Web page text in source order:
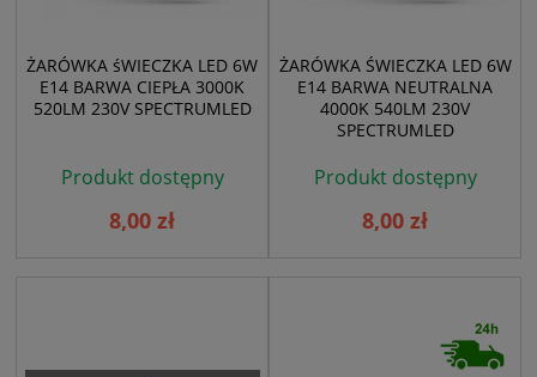
ŻARÓWKA śWIECZKA LED 6W
E14 BARWA CIEPŁA 3000K
520LM 230V SPECTRUMLED
Produkt dostępny
8,00 zł
ŻARÓWKA ŚWIECZKA LED 6W
E14 BARWA NEUTRALNA
4000K 540LM 230V
SPECTRUMLED
Produkt dostępny
8,00 zł